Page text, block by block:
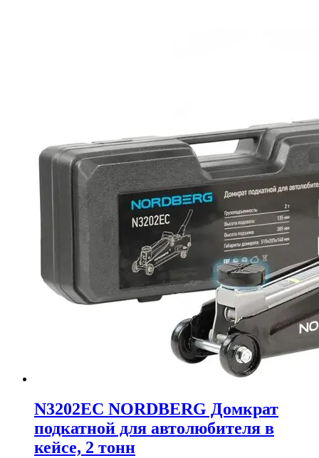
N3202EC NORDBERG Домкрат
подкатной для автолюбителя в
кейсе, 2 тонн